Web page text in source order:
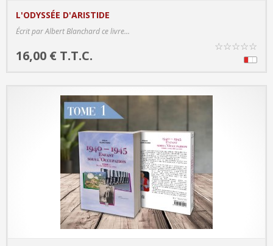
L'ODYSSÉE D'ARISTIDE
Écrit par Albert Blanchard ce livre...
16,00 € T.T.C.
☆☆☆☆☆